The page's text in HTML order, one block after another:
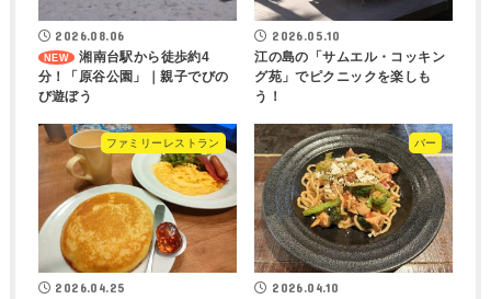
2026.08.06
湘南台駅から徒歩約4
分！「原谷公園」｜親子でびの
び遊ぼう
2026.05.10
江の島の「サムエル・コッキン
グ苑」でピクニックを楽しも
う！
ファミリーレストラン
2026.04.25
バー
2026.04.10